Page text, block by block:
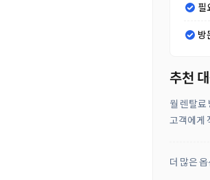
필
방
추천
월 렌탈료
고객에게
더 많은